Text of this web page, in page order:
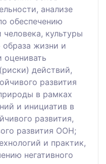
анализе
обеспечению
культуры
образа жизни и
оценивать
действий,
развития
в рамках
и инициатив в
развития,
развития ООН;
и практик,
негативного